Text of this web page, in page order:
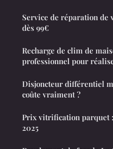
Service de réparation de
dès 99€
Recharge de clim de
professionnel pour
Disjoncteur différentiel
coûte vraiment ?
Prix vitrification parquet
2025